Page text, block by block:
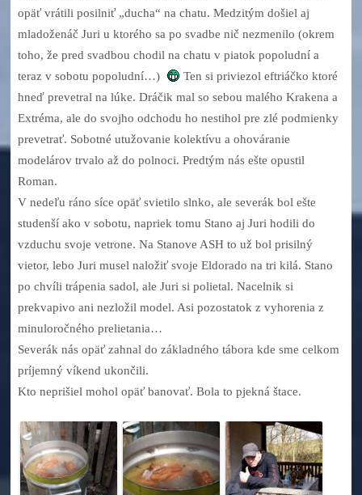
opäť vrátili posilniť „ducha“ na chatu. Medzitým došiel aj
mladoženáč Juri u ktorého sa po svadbe nič nezmenilo (okrem
toho, že pred svadbou chodil na chatu v piatok popoludní a
teraz v sobotu popoludní…)
Ten si priviezol eftriáčko ktoré
hneď prevetral na lúke. Dráčik mal so sebou malého Krakena a
Extréma, ale do svojho odchodu ho nestihol pre zlé podmienky
prevetrať. Sobotné utužovanie kolektívu a ohováranie
modelárov trvalo až do polnoci. Predtým nás ešte opustil
Roman.
V nedeľu ráno síce opäť svietilo slnko, ale severák bol ešte
studenší ako v sobotu, napriek tomu Stano aj Juri hodili do
vzduchu svoje vetrone. Na Stanove ASH to už bol prisilný
vietor, lebo Juri musel naložiť svoje Eldorado na tri kilá. Stano
po chvíli trápenia sadol, ale Juri si polietal. Nacelnik si
prekvapivo ani nezložil model. Asi pozostatok z vyhorenia z
minuloročného prelietania…
Severák nás opäť zahnal do základného tábora kde sme celkom
príjemný víkend ukončili.
Kto neprišiel mohol opäť banovať. Bola to pjekná štace.